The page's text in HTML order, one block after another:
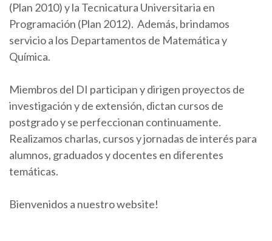
(Plan 2010) y la Tecnicatura Universitaria en
Programación (Plan 2012). Además, brindamos
servicio a los Departamentos de Matemática y
Química.
Miembros del DI participan y dirigen proyectos de
investigación y de extensión, dictan cursos de
postgrado y se perfeccionan continuamente.
Realizamos charlas, cursos y jornadas de interés para
alumnos, graduados y docentes en diferentes
temáticas.
Bienvenidos a nuestro website!